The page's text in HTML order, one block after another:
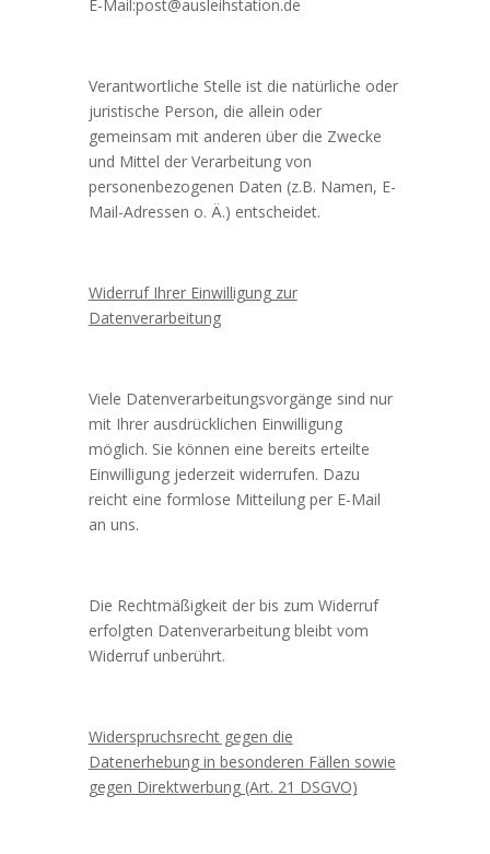
E-Mail:post@ausleihstation.de
Verantwortliche Stelle ist die natürliche oder
juristische Person, die allein oder
gemeinsam mit anderen über die Zwecke
und Mittel der Verarbeitung von
personenbezogenen Daten (z.B. Namen, E-
Mail-Adressen o. Ä.) entscheidet.
Widerruf Ihrer Einwilligung zur
Datenverarbeitung
Viele Datenverarbeitungsvorgänge sind nur
mit Ihrer ausdrücklichen Einwilligung
möglich. Sie können eine bereits erteilte
Einwilligung jederzeit widerrufen. Dazu
reicht eine formlose Mitteilung per E-Mail
an uns.
Die Rechtmäßigkeit der bis zum Widerruf
erfolgten Datenverarbeitung bleibt vom
Widerruf unberührt.
Widerspruchsrecht gegen die
Datenerhebung in besonderen Fällen sowie
gegen Direktwerbung (Art. 21 DSGVO)